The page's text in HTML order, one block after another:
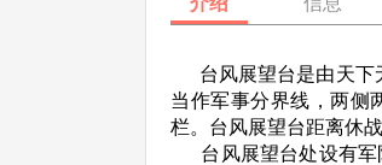
台风展望台是由天下
当作军事分界线，两侧
栏。台风展望台距离休
台风展望台处设有军